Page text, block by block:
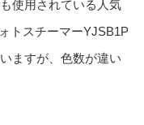
使用されている人気
トスチーマーYJSB1P
ますが、色数が違い